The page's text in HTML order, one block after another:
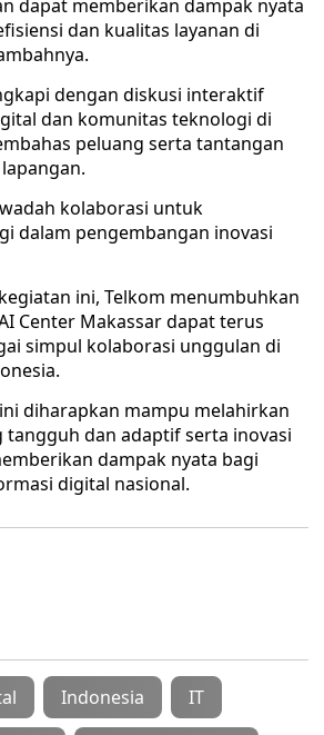
dapat memberikan dampak nyata
dan kualitas layanan di
dengan diskusi interaktif
dan komunitas teknologi di
peluang serta tantangan
kolaborasi untuk
dalam pengembangan inovasi
ini, Telkom menumbuhkan
Center Makassar dapat terus
simpul kolaborasi unggulan di
diharapkan mampu melahirkan
dan adaptif serta inovasi
dampak nyata bagi
digital nasional.
Indonesia IT